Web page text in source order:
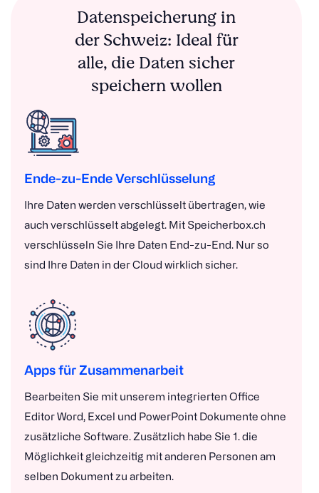
Datenspeicherung in
der Schweiz: Ideal für
alle, die Daten sicher
speichern wollen
Ende-zu-Ende Verschlüsselung
Ihre Daten werden verschlüsselt übertragen, wie
auch verschlüsselt abgelegt. Mit Speicherbox.ch
verschlüsseln Sie Ihre Daten End-zu-End. Nur so
sind Ihre Daten in der Cloud wirklich sicher.
Apps für Zusammenarbeit
Bearbeiten Sie mit unserem integrierten Office
Editor Word, Excel und PowerPoint Dokumente ohne
zusätzliche Software. Zusätzlich habe Sie 1. die
Möglichkeit gleichzeitig mit anderen Personen am
selben Dokument zu arbeiten.